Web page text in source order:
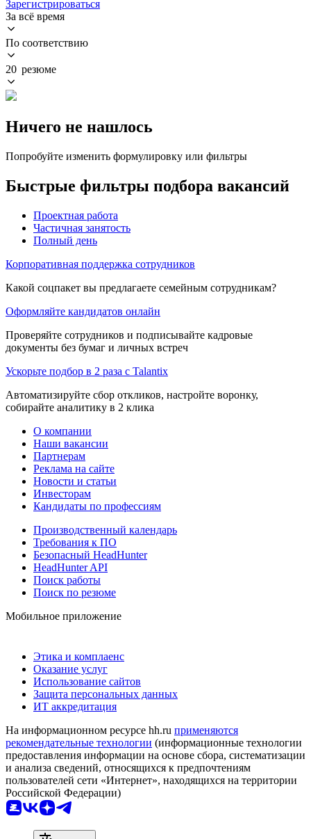
Зарегистрироваться
За всё время
По соответствию
20 резюме
Ничего не нашлось
Попробуйте изменить формулировку или фильтры
Быстрые фильтры подбора вакансий
Проектная работа
Частичная занятость
Полный день
Корпоративная поддержка сотрудников
Какой соцпакет вы предлагаете семейным сотрудникам?
Оформляйте кандидатов онлайн
Проверяйте сотрудников и подписывайте кадровые
документы без бумаг и личных встреч
Ускорьте подбор в 2 раза с Talantix
Автоматизируйте сбор откликов, настройте воронку,
собирайте аналитику в 2 клика
О компании
Наши вакансии
Партнерам
Реклама на сайте
Новости и статьи
Инвесторам
Кандидаты по профессиям
Производственный календарь
Требования к ПО
Безопасный HeadHunter
HeadHunter API
Поиск работы
Поиск по резюме
Мобильное приложение
Этика и комплаенс
Оказание услуг
Использование сайтов
Защита персональных данных
ИТ аккредитация
На информационном ресурсе hh.ru применяются
рекомендательные технологии (информационные технологии
предоставления информации на основе сбора, систематизации
и анализа сведений, относящихся к предпочтениям
пользователей сети «Интернет», находящихся на территории
Российской Федерации)